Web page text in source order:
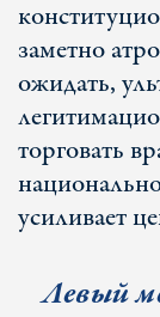
заметно
ожидать,
торговать
усиливает
Левый